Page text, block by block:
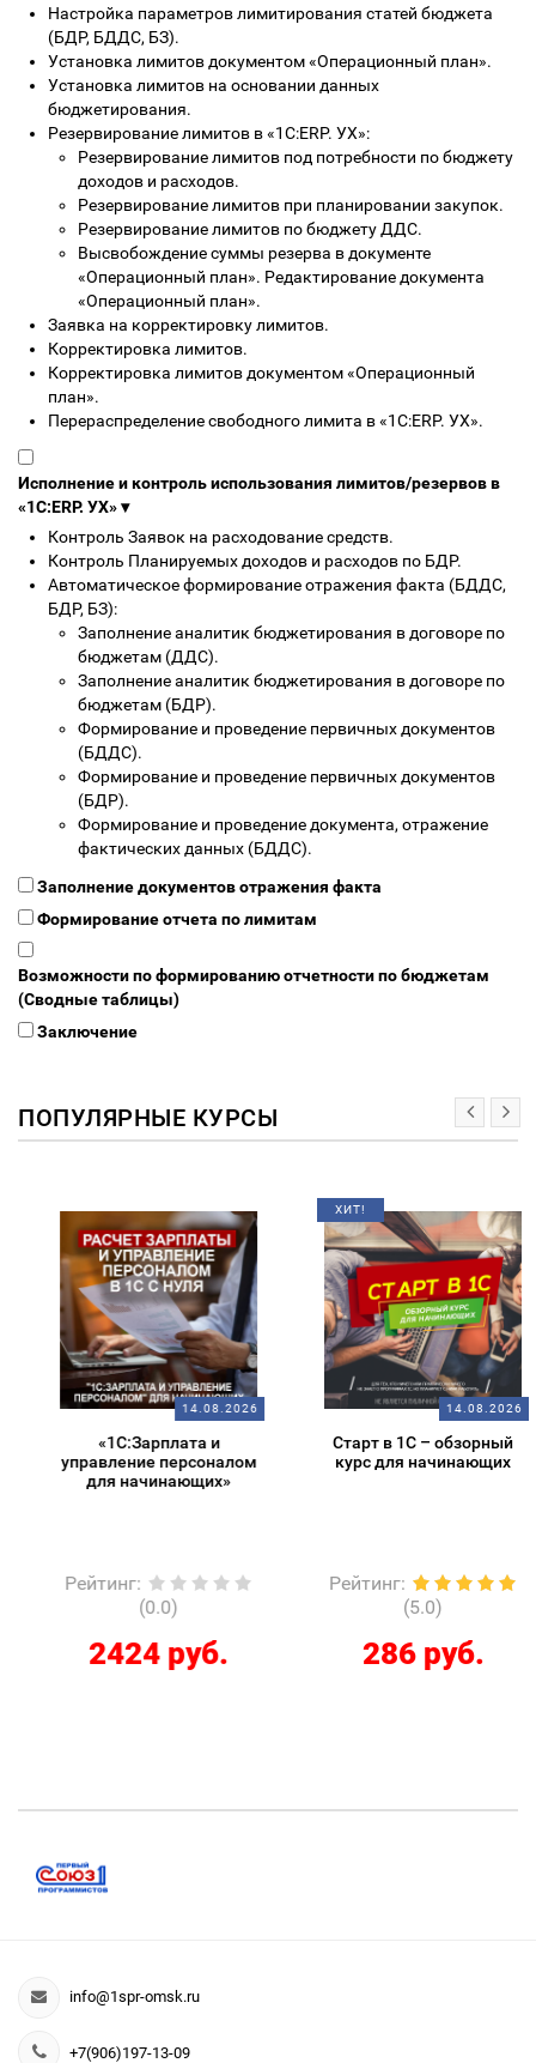
Настройка параметров лимитирования статей бюджета
(БДР, БДДС, БЗ).
Установка лимитов документом «Операционный план».
Установка лимитов на основании данных
бюджетирования.
Резервирование лимитов в «1С:ERP. УХ»:
Резервирование лимитов под потребности по бюджету
доходов и расходов.
Резервирование лимитов при планировании закупок.
Резервирование лимитов по бюджету ДДС.
Высвобождение суммы резерва в документе
«Операционный план». Редактирование документа
«Операционный план».
Заявка на корректировку лимитов.
Корректировка лимитов.
Корректировка лимитов документом «Операционный
план».
Перераспределение свободного лимита в «1С:ERP. УХ».
Исполнение и контроль использования лимитов/резервов в
«1С:ERP. УХ»▾
Контроль Заявок на расходование средств.
Контроль Планируемых доходов и расходов по БДР.
Автоматическое формирование отражения факта (БДДС,
БДР, БЗ):
Заполнение аналитик бюджетирования в договоре по
бюджетам (ДДС).
Заполнение аналитик бюджетирования в договоре по
бюджетам (БДР).
Формирование и проведение первичных документов
(БДДС).
Формирование и проведение первичных документов
(БДР).
Формирование и проведение документа, отражение
фактических данных (БДДС).
Заполнение документов отражения факта
Формирование отчета по лимитам
Возможности по формированию отчетности по бюджетам
(Сводные таблицы)
Заключение
ПОПУЛЯРНЫЕ КУРСЫ
14.08.2026
«1С:Зарплата и
управление персоналом
для начинающих»
Рейтинг:
(0.0)
2424 руб.
ХИТ!
14.08.2026
Старт в 1С – обзорный
курс для начинающих
Рейтинг:
(5.0)
286 руб.
info@1spr-omsk.ru
+7(906)197-13-09